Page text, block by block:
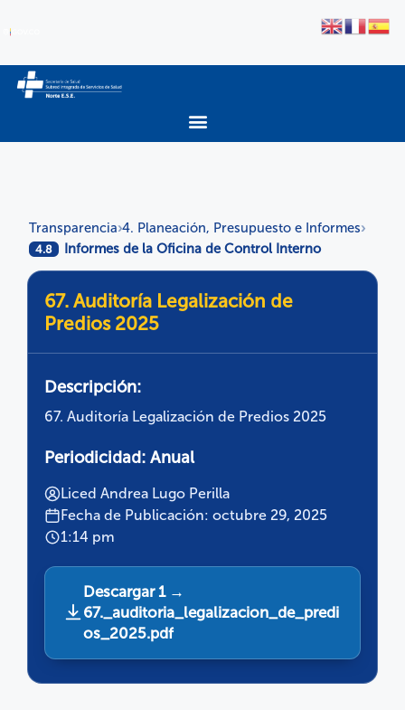
Transparencia›4. Planeación, Presupuesto e Informes›
4.8 Informes de la Oficina de Control Interno
67. Auditoría Legalización de
Predios 2025
Descripción:
67. Auditoría Legalización de Predios 2025
Periodicidad: Anual
Liced Andrea Lugo Perilla
Fecha de Publicación: octubre 29, 2025
1:14 pm
Descargar 1 →
67._auditoria_legalizacion_de_predi
os_2025.pdf